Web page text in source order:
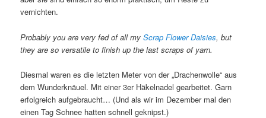
vernichten.
Probably you are very fed of all myScrap Flower Daisies, but
they are so versatile to finish up the last scraps of yarn.
Diesmal waren es die letzten Meter von der „Drachenwolle“ aus
dem Wunderknäuel. Mit einer 3er Häkelnadel gearbeitet. Garn
erfolgreich aufgebraucht… (Und als wir im Dezember mal den
einen Tag Schnee hatten schnell geknipst.)